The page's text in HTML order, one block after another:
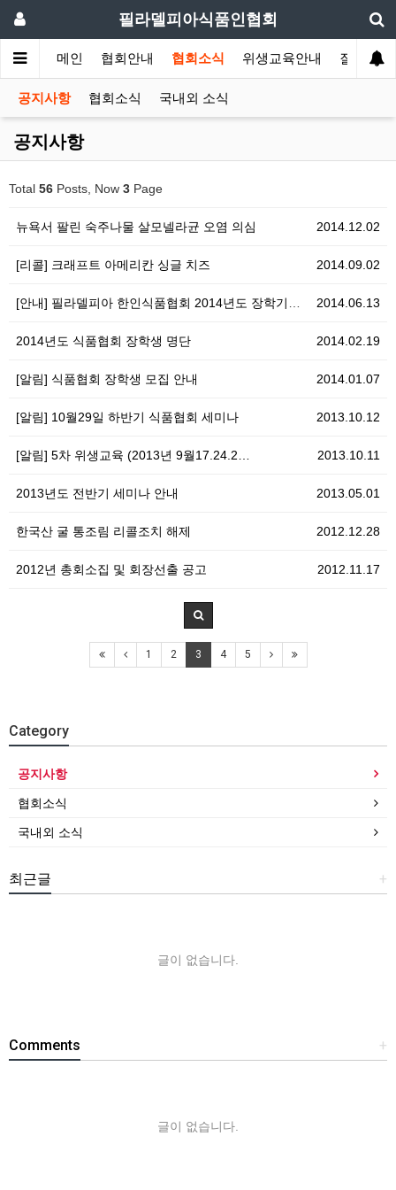
필라델피아식품인협회
메인 협회안내 협회소식 위생교육안내 질의답변
공지사항 협회소식 국내외 소식
공지사항
Total 56 Posts, Now 3 Page
2014.12.02
뉴욕서 팔린 숙주나물 살모넬라균 오염 의심
2014.09.02
[리콜] 크래프트 아메리칸 싱글 치즈
2014.06.13
[안내] 필라델피아 한인식품협회 2014년도 장학기금마…
2014.02.19
2014년도 식품협회 장학생 명단
2014.01.07
[알림] 식품협회 장학생 모집 안내
2013.10.12
[알림] 10월29일 하반기 식품협회 세미나
2013.10.11
[알림] 5차 위생교육 (2013년 9월17.24.2…
2013.05.01
2013년도 전반기 세미나 안내
2012.12.28
한국산 굴 통조림 리콜조치 해제
2012.11.17
2012년 총회소집 및 회장선출 공고
1 2 3 4 5
Category
공지사항
협회소식
국내외 소식
+
최근글
글이 없습니다.
+
Comments
글이 없습니다.